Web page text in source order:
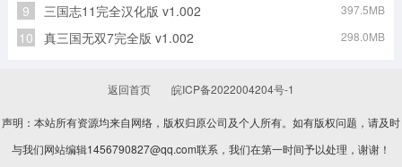
9 三国志11完全汉化版 v1.002 397.5MB
10 真三国无双7完全版 v1.002 298.0MB
返回首页 皖ICP备2022004204号-1
声明：本站所有资源均来自网络，版权归原公司及个人所有。如有版权问题，请及时
与我们网站编辑1456790827@qq.com联系，我们在第一时间予以处理，谢谢！